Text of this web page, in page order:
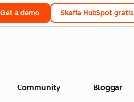
Get a demo Skaffa HubSpot gratis
Community Bloggar